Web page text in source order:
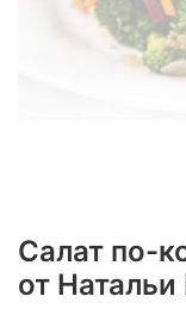
Салат по-
от